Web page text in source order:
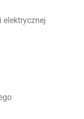
elektrycznej